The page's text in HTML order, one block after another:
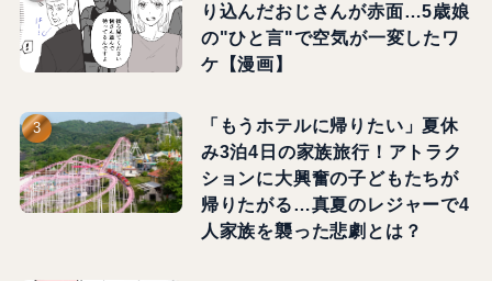
り込んだおじさんが赤面…5歳娘
の"ひと言"で空気が一変したワ
ケ【漫画】
「もうホテルに帰りたい」夏休
み3泊4日の家族旅行！アトラク
ションに大興奮の子どもたちが
帰りたがる…真夏のレジャーで4
人家族を襲った悲劇とは？